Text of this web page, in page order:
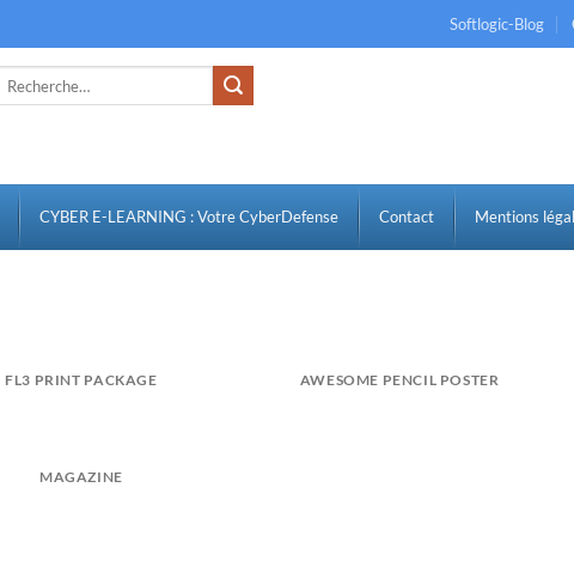
Softlogic-Blog
Recherche
CYBER E-LEARNING : Votre CyberDefense Contact Mentions
FL3 PRINT PACKAGE AWESOME PENCIL POSTER
MAGAZINE